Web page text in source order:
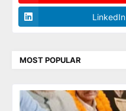
LinkedIn
MOST POPULAR